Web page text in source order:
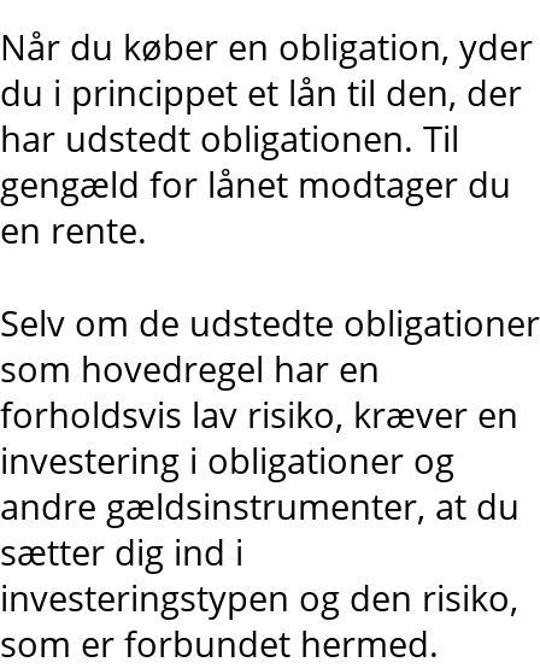
Når du køber en obligation, yder
du i princippet et lån til den, der
har udstedt obligationen. Til
gengæld for lånet modtager du
en rente.
Selv om de udstedte obligationer
som hovedregel har en
forholdsvis lav risiko, kræver en
investering i obligationer og
andre gældsinstrumenter, at du
sætter dig ind i
investeringstypen og den risiko,
som er forbundet hermed.